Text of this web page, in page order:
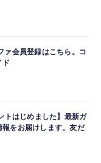
ァ会員登録はこちら。コ
ド
トはじめました】最新ガ
報をお届けします。友だ